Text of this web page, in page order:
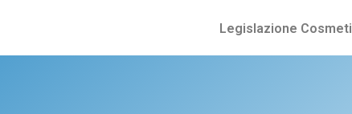
Legislazione